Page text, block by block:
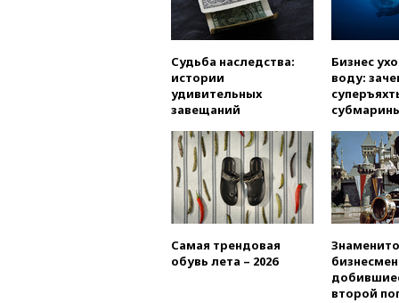
Судьба наследства:
истории
удивительных
завещаний
Бизнес
воду:
Самая трендовая
обувь лета – 2026
второй